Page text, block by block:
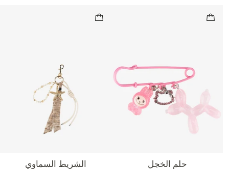
الشريط السماوي حلم الخجل